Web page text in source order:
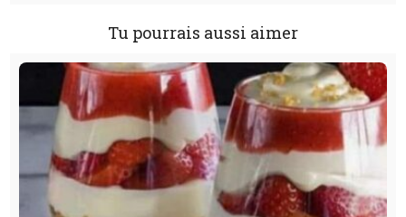
Tu pourrais aussi aimer